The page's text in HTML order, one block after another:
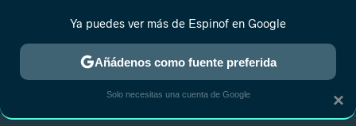
ESTRENOS REALITY ANIME RANKINGS CINE
×
Ya puedes ver más de Espinof en Google
Añádenos como fuente preferida
Solo necesitas una cuenta de Google